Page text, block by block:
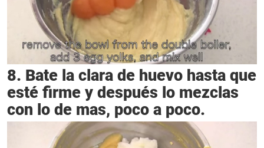
8. Bate la clara de huevo hasta que
esté firme y después lo mezclas
con lo de mas, poco a poco.